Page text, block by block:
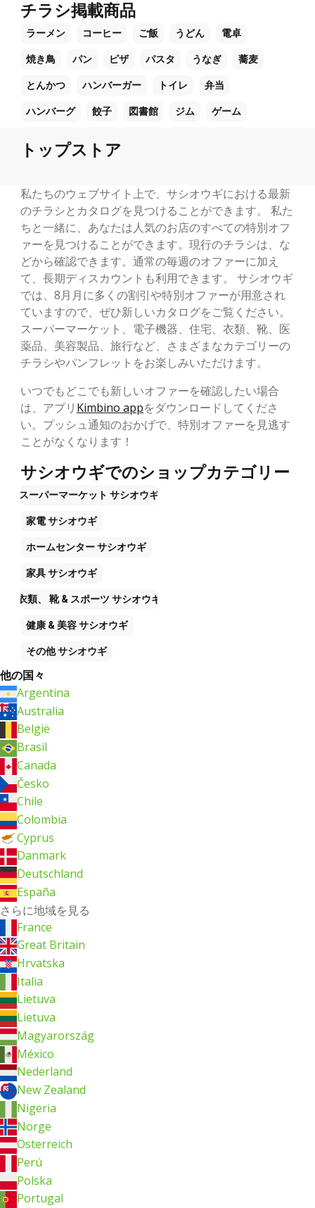
チラシ掲載商品
ラーメン コーヒー ご飯 うどん 電卓
焼き鳥 パン ピザ パスタ うなぎ 蕎麦
とんかつ ハンバーガー トイレ 弁当
ハンバーグ 餃子 図書館 ジム ゲーム
トップストア
私たちのウェブサイト上で、サシオウギにおける最新
のチラシとカタログを見つけることができます。 私た
ちと一緒に、あなたは人気のお店のすべての特別オフ
ァーを見つけることができます。現行のチラシは、な
どから確認できます。通常の毎週のオファーに加え
て、長期ディスカウントも利用できます。 サシオウギ
では、8月月に多くの割引や特別オファーが用意され
ていますので、ぜひ新しいカタログをご覧ください。
スーパーマーケット、電子機器、住宅、衣類、靴、医
薬品、美容製品、旅行など、さまざまなカテゴリーの
チラシやパンフレットをお楽しみいただけます。
いつでもどこでも新しいオファーを確認したい場合
は、アプリ Kimbino appをダウンロードしてくださ
い。プッシュ通知のおかげで、特別オファーを見逃す
ことがなくなります！
サシオウギでのショップカテゴリー
スーパーマーケット サシオウギ
家電サシオウギ
ホームセンターサシオウギ
家具サシオウギ
衣類、 靴 & スポーツ サシオウギ
健康 & 美容サシオウギ
その他サシオウギ
他の国々
Argentina
Australia
België
Brasil
Canada
Česko
Chile
Colombia
Cyprus
Danmark
Deutschland
España
さらに地域を見る
France
Great Britain
Hrvatska
Italia
Lietuva
Lietuva
Magyarország
México
Nederland
New Zealand
Nigeria
Norge
Österreich
Perú
Polska
Portugal